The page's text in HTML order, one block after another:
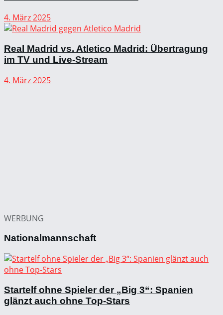
4. März 2025
Real Madrid vs. Atletico Madrid: Übertragung
im TV und Live-Stream
4. März 2025
WERBUNG
Nationalmannschaft
Startelf ohne Spieler der „Big 3“: Spanien
glänzt auch ohne Top-Stars